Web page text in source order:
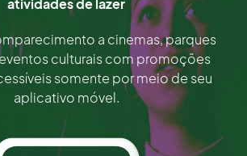
atividades de lazer
a cinemas, parques
culturais com promoções
somente por meio de seu
aplicativo móvel.